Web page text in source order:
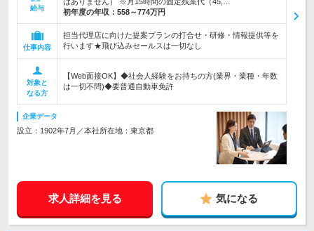
給与
初年度の年収： 558～774万円
仕事内容
担当代理店に向けた提案プランの打合せ・研修・情報提供等を
行います★飛び込みセールスは一切なし
対象と
なる方
【Web面接OK】◆社会人経験をお持ちの方(業界・業種・年数
は一切不問)◆要普通自動車免許
企業データ
設立：1902年7月／本社所在地：東京都
求人詳細を見る 気になる